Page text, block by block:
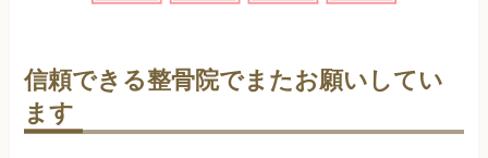
信頼できる整骨院でまたお願いしてい
ます